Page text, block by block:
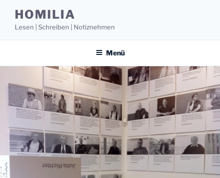
Inhalt
springen
HOMILIA
Lesen | Schreiben | Notiznehmen
Menü